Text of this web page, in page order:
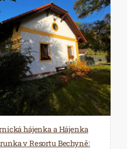
i vzhledem, který
je spolehlivě poznáte
více dalších informací
,kamprobio.cza
báječné bio suroviny
Skřeneř .
hájenka a Hájenka
v Resortu Bechyně: